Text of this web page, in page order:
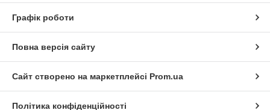
Графік роботи
Повна версія сайту
Сайт створено на маркетплейсі Prom.ua
Політика конфіденційності